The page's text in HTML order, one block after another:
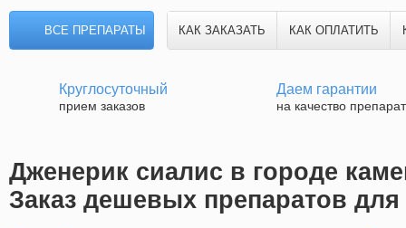
ВСЕ ПРЕПАРАТЫ КАК ЗАКАЗАТЬ КАК ОПЛАТИТЬ
Круглосуточный
прием заказов
Даем гарантии
на качество
Дженерик сиалис в городе
Заказ дешевых препаратов